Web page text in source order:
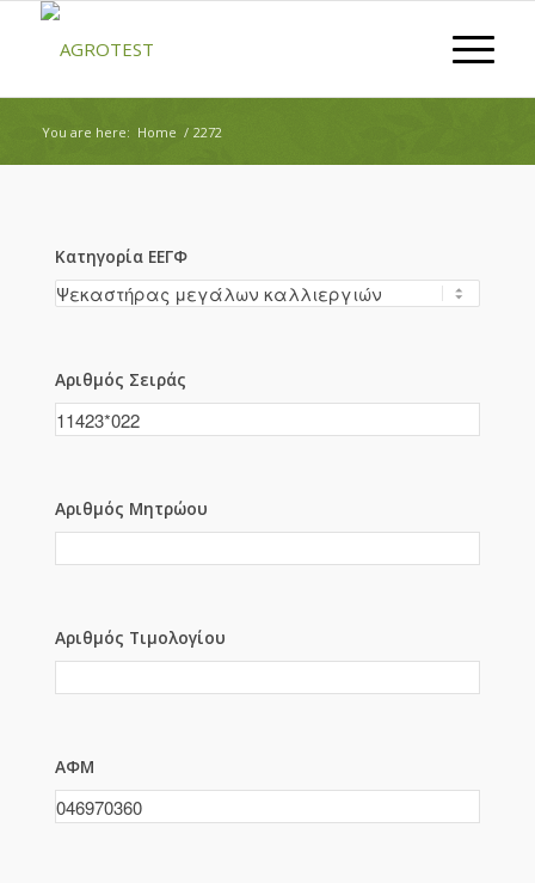
You are here: Home / 2272
Κατηγορία ΕΕΓΦ
Αριθμός Σειράς
Αριθμός Μητρώου
Αριθμός Τιμολογίου
ΑΦΜ